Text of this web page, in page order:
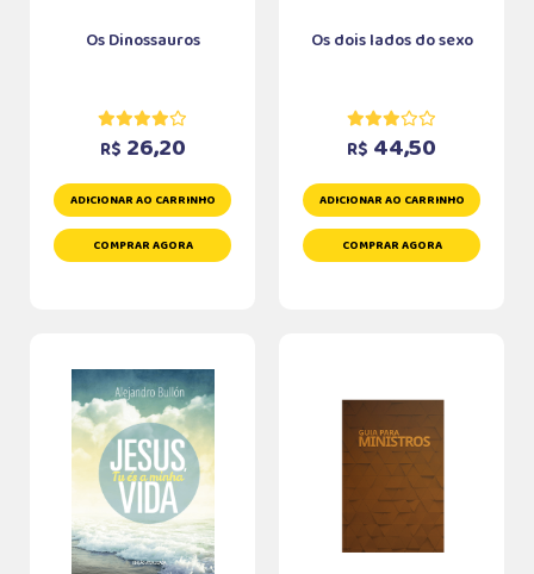
Os Dinossauros
R$ 26,20
ADICIONAR AO CARRINHO
COMPRAR AGORA
Os dois lados do sexo
R$ 44,50
ADICIONAR AO CARRINHO
COMPRAR AGORA